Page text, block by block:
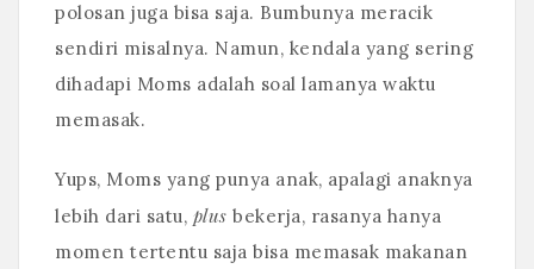
polosan juga bisa saja. Bumbunya meracik
sendiri misalnya. Namun, kendala yang sering
dihadapi Moms adalah soal lamanya waktu
memasak.
Yups, Moms yang punya anak, apalagi anaknya
lebih dari satu, plus bekerja, rasanya hanya
momen tertentu saja bisa memasak makanan